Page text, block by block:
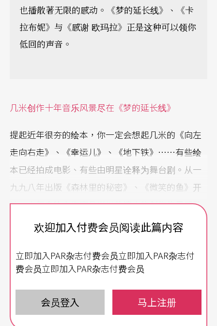
也播散著无限的感动。《梦的延长线》、《卡
拉布妮》与《感谢 欧玛拉》正是这种可以领你
低回的声音。
几米创作十年音乐风景尽在《梦的延长线》
提起近年很夯的绘本，你一定会想起几米的《向左
走向右走》、《幸运儿》、《地下铁》……有些绘
本已经拍成电影、有些由明星诠释为舞台剧。从一
九九八年出版《森林里的秘密》、《微笑的鱼》开
始，十年来绘本作家几米以他惊人的创作能量感动
中外无数读者。二○○八年是几米创作十周年，曾
的故事，是他对生命的礼赞，过去他住过的癌症病
房，现今是主治大夫为患者打气的最佳例证。
几米创作十年展指定音乐专辑《梦的延长线》是几
米创作十年音乐风景。二十六幅几米经典图画搭配
欢迎加入付费会员阅读此篇内容
立即加入PAR杂志付费会员立即加入PAR杂志付
费会员立即加入PAR杂志付费会员
会员登入 马上注册